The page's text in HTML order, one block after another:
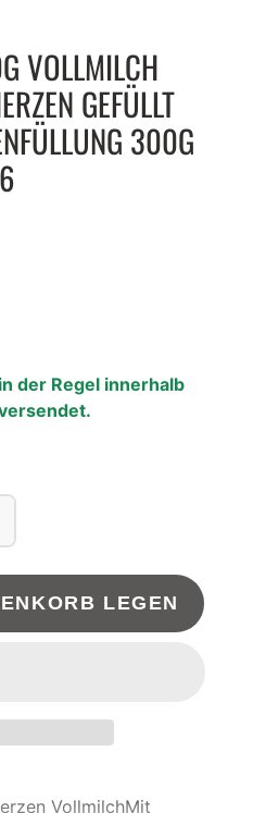
VOLLMILCH
GEFÜLLT
300G
der Regel innerhalb
LEGEN
VollmilchMit